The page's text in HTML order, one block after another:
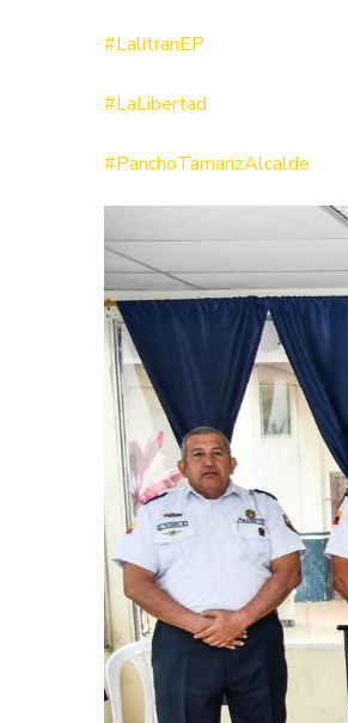
#LalitranEP
#LaLibertad
#PanchoTamarizAlcalde